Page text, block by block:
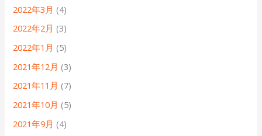
2022年3月 (4)
2022年2月 (3)
2022年1月 (5)
2021年12月 (3)
2021年11月 (7)
2021年10月 (5)
2021年9月 (4)